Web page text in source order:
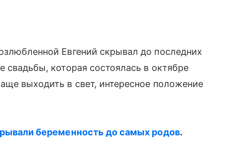
Евгений скрывал до последних
которая состоялась в октябре
выходить в свет, интересное положение
беременность до самых родов.